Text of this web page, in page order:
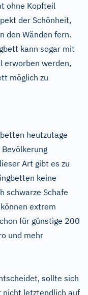
ohne Kopfteil
der Schönheit,
den Wänden fern.
kann sogar mit
erworben werden,
möglich zu
heutzutage
Art gibt es zu
keine
schwarze Schafe
extrem
für günstige 200
und mehr
sollte sich
nicht letztendlich auf